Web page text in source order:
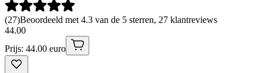
(27)Beoordeeld met 4.3 van de 5 sterren, 27 klantreviews
44.00
Prijs: 44.00 euro